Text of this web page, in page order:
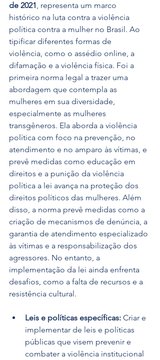
de 2021, representa um marco
histórico na luta contra a violência
política contra a mulher no Brasil. Ao
tipificar diferentes formas de
violência, como o assédio online, a
difamação e a violência física. Foi a
primeira norma legal a trazer uma
abordagem que contempla as
mulheres em sua diversidade,
especialmente as mulheres
transgêneros. Ela aborda a violência
política com foco na prevenção, no
atendimento e no amparo às vítimas, e
prevê medidas como educação em
direitos e a punição da violência
política a lei avança na proteção dos
direitos políticos das mulheres. Além
disso, a norma prevê medidas como a
criação de mecanismos de denúncia, a
garantia de atendimento especializado
às vítimas e a responsabilização dos
agressores. No entanto, a
implementação da lei ainda enfrenta
desafios, como a falta de recursos e a
resistência cultural.
Leis e políticas específicas: Criar e
implementar de leis e políticas
públicas que visem prevenir e
combater a violência institucional